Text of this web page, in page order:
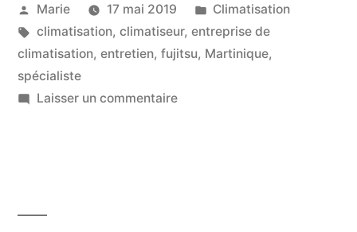
Fujitsu
en
Publié
par
Marie 17 mai 2019
Publié
dans
Climatisation
Étiquettes :
climatisation, climatiseur, entreprise de
climatisation, entretien, fujitsu, Martinique,
spécialiste
Laisser un commentairesur